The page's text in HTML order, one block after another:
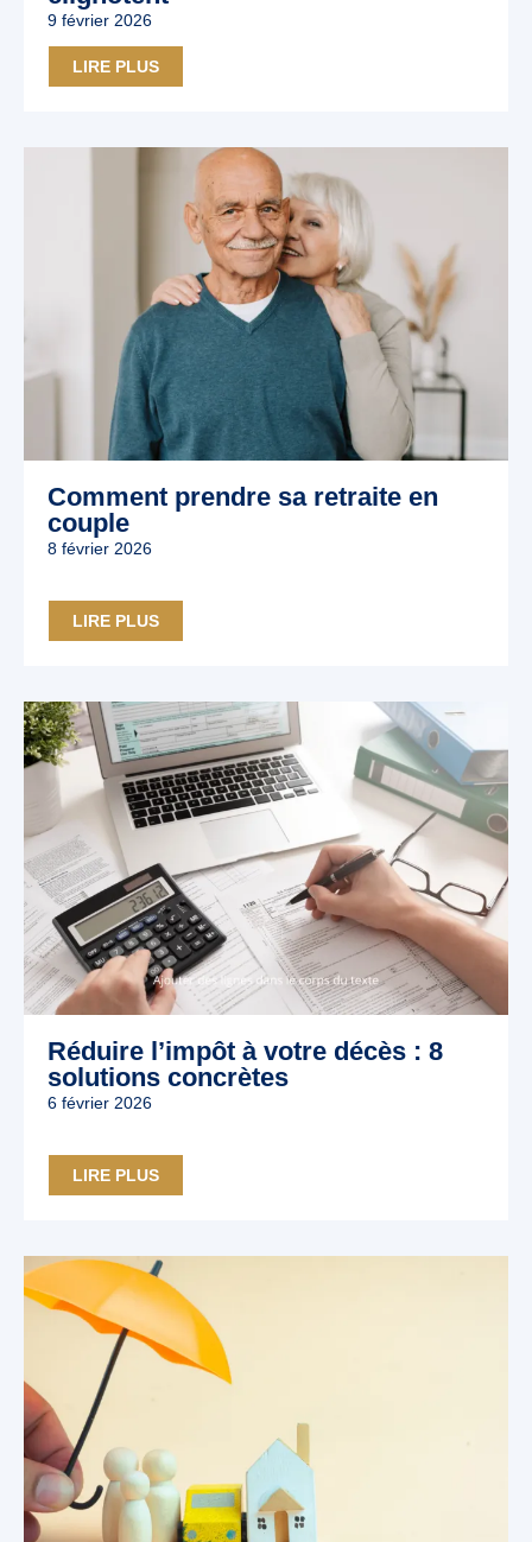
9 février 2026
LIRE PLUS
Comment prendre sa retraite en
couple
8 février 2026
LIRE PLUS
Réduire l’impôt à votre décès : 8
solutions concrètes
6 février 2026
LIRE PLUS